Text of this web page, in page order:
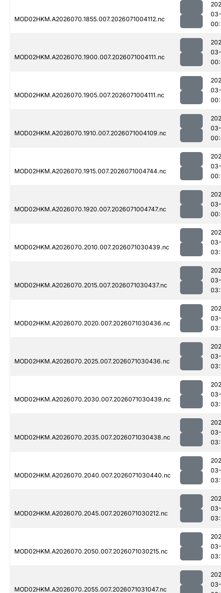
MOD02HKM.A2026070.1855.007.2026071004112.nc
MOD02HKM.A2026070.1900.007.2026071004111.nc
MOD02HKM.A2026070.1905.007.2026071004111.nc
MOD02HKM.A2026070.1910.007.2026071004109.nc
MOD02HKM.A2026070.1915.007.2026071004744.nc
MOD02HKM.A2026070.1920.007.2026071004747.nc
MOD02HKM.A2026070.2010.007.2026071030439.nc
MOD02HKM.A2026070.2015.007.2026071030437.nc
MOD02HKM.A2026070.2020.007.2026071030436.nc
MOD02HKM.A2026070.2025.007.2026071030436.nc
MOD02HKM.A2026070.2030.007.2026071030439.nc
MOD02HKM.A2026070.2035.007.2026071030438.nc
MOD02HKM.A2026070.2040.007.2026071030440.nc
MOD02HKM.A2026070.2045.007.2026071030212.nc
MOD02HKM.A2026070.2050.007.2026071030215.nc
MOD02HKM.A2026070.2055.007.2026071031047.nc